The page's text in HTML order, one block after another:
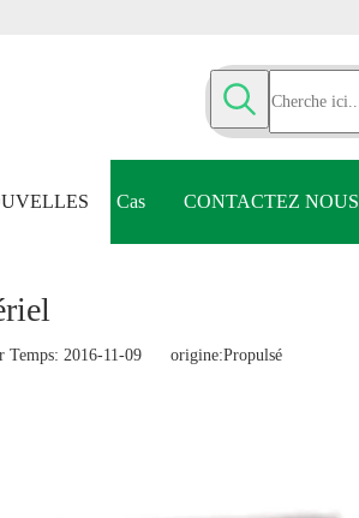
Cas CONTACTEZ NOUS
2016-11-09 origine:Propulsé